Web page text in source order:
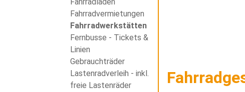
Fahrradläden
Fahrradvermietungen
Fahrradwerkstätten
Fernbusse - Tickets &
Linien
Gebrauchträder
Lastenradverleih - inkl.
freie Lastenräder